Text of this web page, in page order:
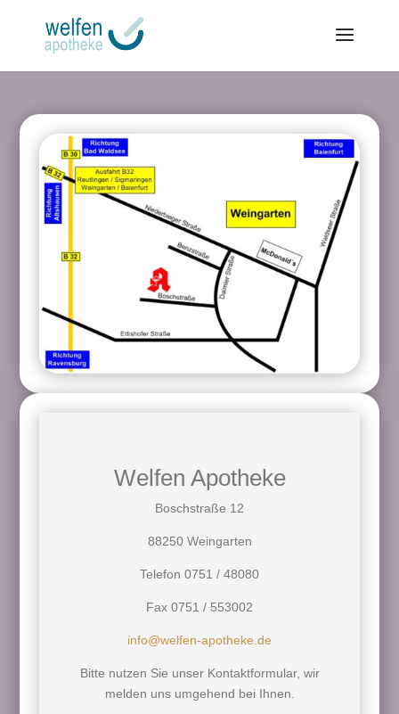
Welfen Apotheke
Boschstraße 12
88250 Weingarten
Telefon 0751 / 48080
Fax 0751 / 553002
info@welfen-apotheke.de
Bitte nutzen Sie unser Kontaktformular, wir
melden uns umgehend bei Ihnen.